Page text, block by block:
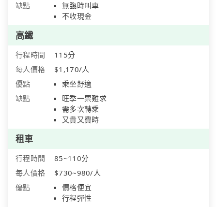
缺點
無臨時叫車
不收現金
高鐵
行程時間
115分
每人價格
$1,170/人
優點
乘坐舒適
缺點
旺季一票難求
需多次轉乘
又貴又費時
租車
行程時間
85~110分
每人價格
$730~980/人
優點
價格便宜
行程彈性